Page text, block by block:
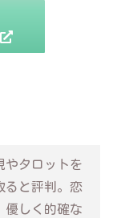
やタロットを
ると評判。恋
優しく的確な